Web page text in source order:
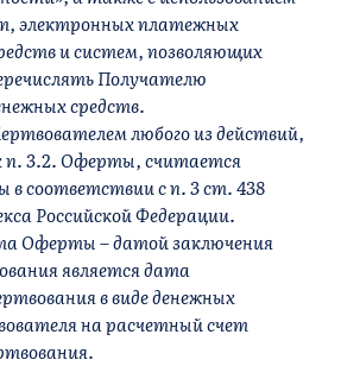
электронных платежных
и систем, позволяющих
Получателю
средств.
любого из действий,
п. 3.2. Оферты, считается
соответствии с п. 3 ст. 438
Российской Федерации.
Оферты – датой заключения
является дата
в виде денежных
на расчетный счет